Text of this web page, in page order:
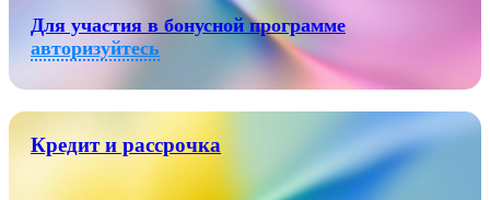
Для участия в бонусной программе
авторизуйтесь
Кредит и рассрочка